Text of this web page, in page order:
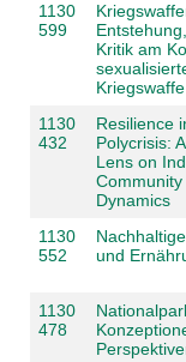
1130
599
Kritik am
Kriegswaffe
1130
432
Resilience
Polycrisis:
Lens on
Dynamics
1130
552
und
1130
478